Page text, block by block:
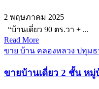
2 พฤษภาคม 2025
“บ้านเดี่ยว 90 ตร.วา + ...
Read More
ขาย บ้าน คลองหลวง ปทุม
ขายบ้านเดี่ยว 2 ชั้น หมู่